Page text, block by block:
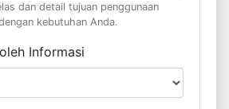
dan detail tujuan penggunaan
kebutuhan Anda.
Informasi